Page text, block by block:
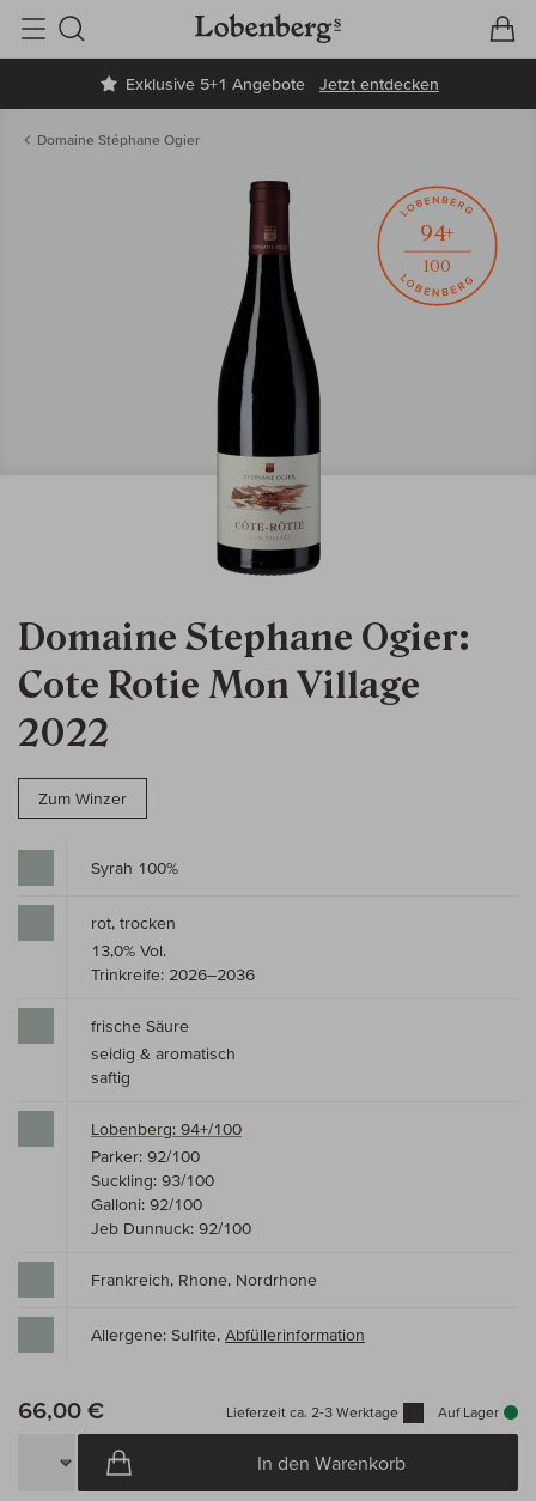
Exklusive 5+1 Angebote Jetzt entdecken
Suche
Domaine Stéphane Ogier
Domaine Stephane Ogier:
Cote Rotie Mon Village
2022
Zum Winzer
94+
100
Syrah 100%
rot, trocken
13,0% Vol.
Trinkreife: 2026–2036
frische Säure
seidig & aromatisch
saftig
Lobenberg: 94+/100
Parker: 92/100
Suckling: 93/100
Galloni: 92/100
Jeb Dunnuck: 92/100
Frankreich, Rhone, Nordrhone
Allergene: Sulfite, Abfüllerinformation
66,00 € Lieferzeit ca. 2-3 Werktage Auf Lager
In den Warenkorb